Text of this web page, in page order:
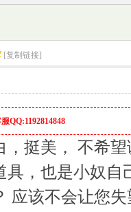
[复制链接]
QQ:1192814848
挺美， 不希望
具，也是小奴
应该不会让您